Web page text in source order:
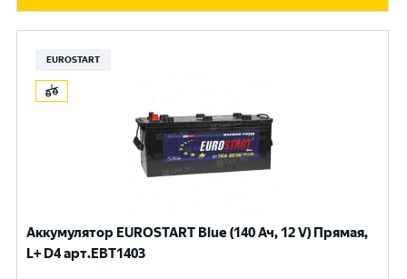
EUROSTART
Аккумулятор EUROSTART Blue (140 Ач, 12 V) Прямая,
L+ D4 арт.EBT1403